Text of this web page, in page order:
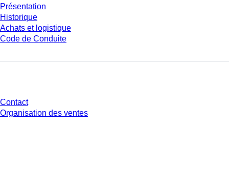
Présentation
Historique
Achats et logistique
Code de Conduite
Contact
Organisation des ventes